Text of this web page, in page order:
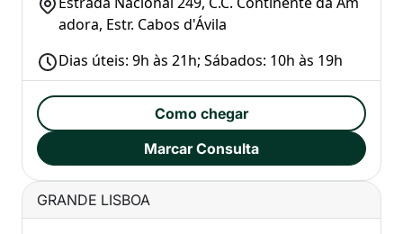
adora, Estr. Cabos d'Ávila
Dias úteis: 9h às 21h; Sábados: 10h às 19h
Como chegar
Marcar Consulta
GRANDE LISBOA